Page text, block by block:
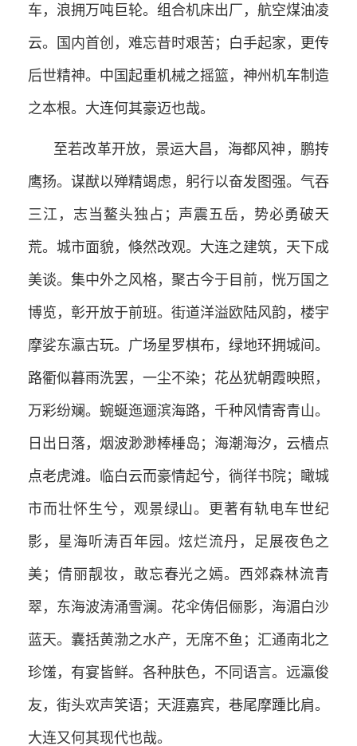
车，浪拥万吨巨轮。组合机床出厂，航空煤油凌
云。国内首创，难忘昔时艰苦；白手起家，更传
后世精神。中国起重机械之摇篮，神州机车制造
之本根。大连何其豪迈也哉。
至若改革开放，景运大昌，海都风神，鹏抟
鹰扬。谋猷以殚精竭虑，躬行以奋发图强。气吞
三江，志当鳌头独占；声震五岳，势必勇破天
荒。城市面貌，倏然改观。大连之建筑，天下成
美谈。集中外之风格，聚古今于目前，恍万国之
博览，彰开放于前班。街道洋溢欧陆风韵，楼宇
摩娑东瀛古玩。广场星罗棋布，绿地环拥城间。
路衢似暮雨洗罢，一尘不染；花丛犹朝霞映照，
万彩纷斓。蜿蜒迤逦滨海路，千种风情寄青山。
日出日落，烟波渺渺棒棰岛；海潮海汐，云樯点
点老虎滩。临白云而豪情起兮，徜徉书院；瞰城
市而壮怀生兮，观景绿山。更著有轨电车世纪
影，星海听涛百年园。炫烂流丹，足展夜色之
美；倩丽靓妆，敢忘春光之嫣。西郊森林流青
翠，东海波涛涌雪澜。花伞俦侣俪影，海湄白沙
蓝天。囊括黄渤之水产，无席不鱼；汇通南北之
珍馐，有宴皆鲜。各种肤色，不同语言。远瀛俊
友，街头欢声笑语；天涯嘉宾，巷尾摩踵比肩。
大连又何其现代也哉。